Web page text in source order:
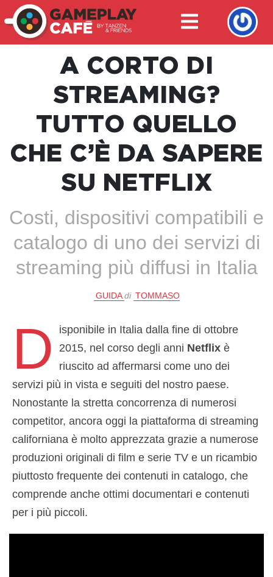
A CORTO DI
STREAMING?
TUTTO QUELLO
CHE C’È DA SAPERE
SU NETFLIX
Costi, dispositivi compatibili e
catalogo di uno dei servizi di
streaming più diffusi in Italia
GUIDA di TOMMASO
D
isponibile in Italia dalla fine di ottobre
2015, nel corso degli anni Netflix è
riuscito ad affermarsi come uno dei
servizi più in vista e seguiti del nostro paese.
Nonostante la stretta concorrenza di numerosi
competitor, ancora oggi la piattaforma di streaming
californiana è molto apprezzata grazie a numerose
produzioni originali di film e serie TV e un ricambio
piuttosto frequente dei contenuti in catalogo, che
comprende anche ottimi documentari e contenuti
per i più piccoli.